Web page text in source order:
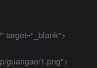
target="_blank">
guangao/1.png">